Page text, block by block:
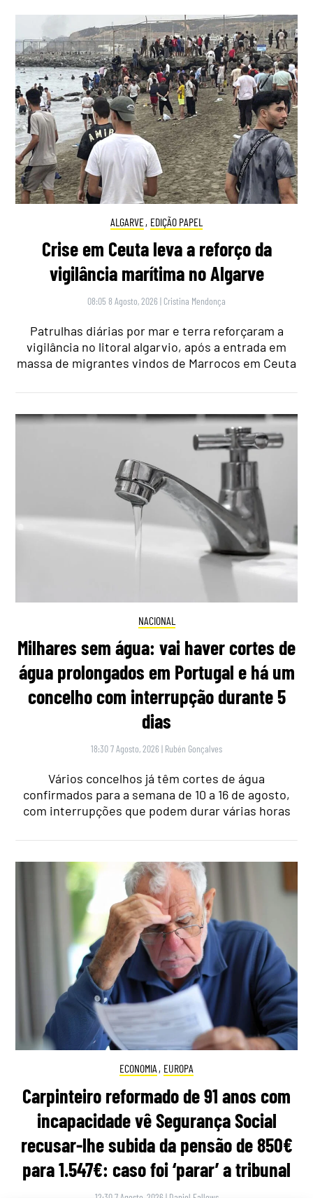
ALGARVE, EDIÇÃO PAPEL
Crise em Ceuta leva a reforço da
vigilância marítima no Algarve
08:05 8 Agosto, 2026 | Cristina Mendonça
Patrulhas diárias por mar e terra reforçaram a
vigilância no litoral algarvio, após a entrada em
massa de migrantes vindos de Marrocos em Ceuta
NACIONAL
Milhares sem água: vai haver cortes de
água prolongados em Portugal e há um
concelho com interrupção durante 5
dias
18:30 7 Agosto, 2026 | Rubén Gonçalves
Vários concelhos já têm cortes de água
confirmados para a semana de 10 a 16 de agosto,
com interrupções que podem durar várias horas
ECONOMIA , EUROPA
Carpinteiro reformado de 91 anos com
incapacidade vê Segurança Social
recusar-lhe subida da pensão de 850€
para 1.547€: caso foi ‘parar’ a tribunal